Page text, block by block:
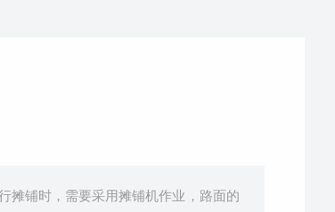
摊铺时，需要采用摊铺机作业，路面的